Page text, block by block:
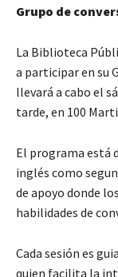
Grupo de
La Biblioteca
a participar en su
llevará a cabo el
tarde, en 100
El programa está
inglés como
de apoyo donde
habilidades de
Cada sesión es
quien facilita la